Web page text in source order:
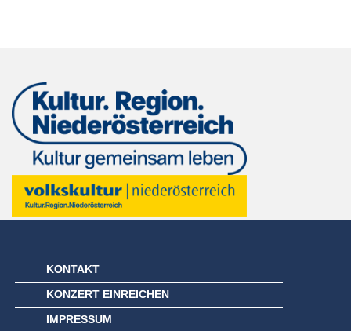
KONTAKT
KONZERT EINREICHEN
IMPRESSUM